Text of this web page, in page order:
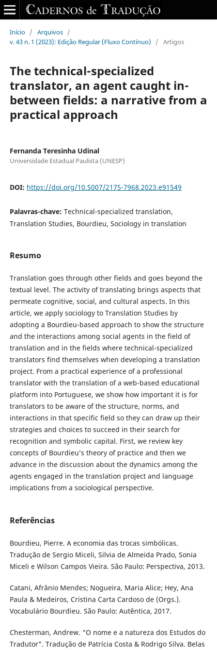
Início / Arquivos /
v. 43 n. 1 (2023): Edição Regular (Fluxo Contínuo)
/ Artigos
The technical-specialized
translator, an agent caught in-
between fields: a narrative from a
practical approach
Fernanda Teresinha Udinal
Universidade Estadual Paulista (UNESP)
DOI: https://doi.org/10.5007/2175-7968.2023.e91549
Palavras-chave: Technical-specialized translation,
Translation Studies, Bourdieu, Sociology in translation
Resumo
Translation goes through other fields and goes beyond the
textual level. The activity of translating brings aspects that
permeate cognitive, social, and cultural aspects. In this
article, we apply sociology to Translation Studies by
adopting a Bourdieu-based approach to show the structure
and the interactions among social agents in the field of
translation and in the fields where technical-specialized
translators find themselves when developing a translation
project. From a practical experience of a professional
translator with the translation of a web-based educational
platform into Portuguese, we show how important it is for
translators to be aware of the structure, norms, and
interactions in that specific field so they can draw up their
strategies and choices to succeed in their search for
recognition and symbolic capital. First, we review key
concepts of Bourdieu’s theory of practice and then we
advance in the discussion about the dynamics among the
agents engaged in the translation project and language
implications from a sociological perspective.
Referências
Bourdieu, Pierre. A economia das trocas simbólicas.
Tradução de Sergio Miceli, Silvia de Almeida Prado, Sonia
Miceli e Wilson Campos Vieira. São Paulo: Perspectiva, 2013.
Catani, Afrânio Mendes; Nogueira, Maria Alice; Hey, Ana
Paula & Medeiros, Cristina Carta Cardoso de (Orgs.).
Vocabulário Bourdieu. São Paulo: Autêntica, 2017.
Chesterman, Andrew. “O nome e a natureza dos Estudos do
Tradutor”. Tradução de Patrícia Costa & Rodrigo Silva. Belas